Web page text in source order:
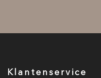
Klantenservice